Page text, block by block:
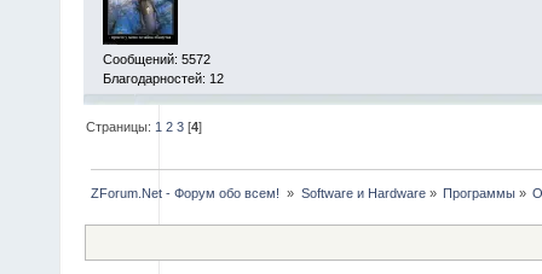
Сообщений: 5572
Благодарностей: 12
Страницы: 1 2 3 [4]
ZForum.Net - Форум обо всем! » Software и Hardware» Программы»